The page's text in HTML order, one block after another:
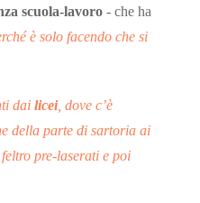
scuola-lavoro - che ha
è solo facendo che si
dai licei, dove c’è
della parte di sartoria ai
pre-laserati e poi